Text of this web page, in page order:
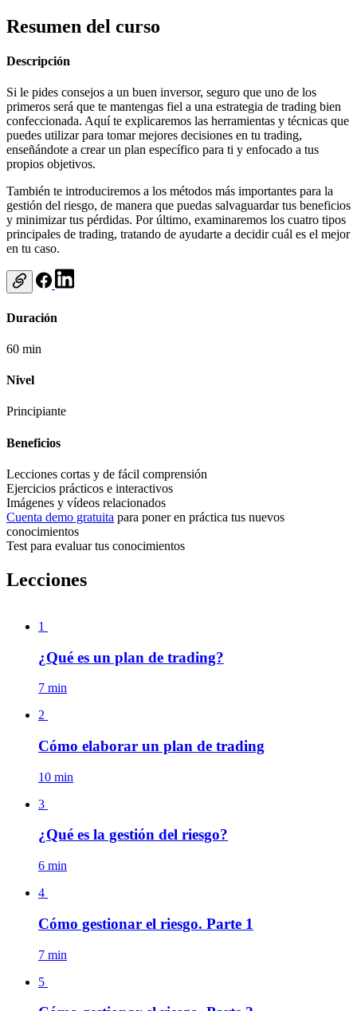
Resumen del curso
Descripción
Si le pides consejos a un buen inversor, seguro que uno de los
primeros será que te mantengas fiel a una estrategia de trading bien
confeccionada. Aquí te explicaremos las herramientas y técnicas que
puedes utilizar para tomar mejores decisiones en tu trading,
enseñándote a crear un plan específico para ti y enfocado a tus
propios objetivos.
También te introduciremos a los métodos más importantes para la
gestión del riesgo, de manera que puedas salvaguardar tus beneficios
y minimizar tus pérdidas. Por último, examinaremos los cuatro tipos
principales de trading, tratando de ayudarte a decidir cuál es el mejor
en tu caso.
Duración
60 min
Nivel
Principiante
Beneficios
Lecciones cortas y de fácil comprensión
Ejercicios prácticos e interactivos
Imágenes y vídeos relacionados
Cuenta demo gratuita para poner en práctica tus nuevos
conocimientos
Test para evaluar tus conocimientos
Lecciones
1
¿Qué es un plan de trading?
7 min
2
Cómo elaborar un plan de trading
10 min
3
¿Qué es la gestión del riesgo?
6 min
4
Cómo gestionar el riesgo. Parte 1
7 min
5